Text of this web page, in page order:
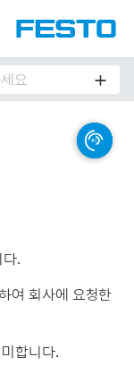
.
여 회사에 요청한
합니다.